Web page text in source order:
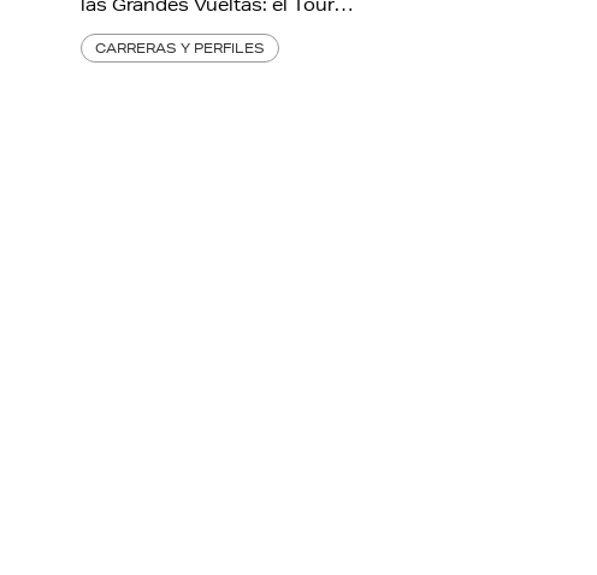
las Grandes Vueltas: el Tour…
CARRERAS Y PERFILES